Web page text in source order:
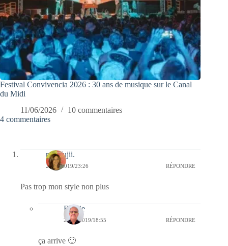
Festival Convivencia 2026 : 30 ans de musique sur le Canal
du Midi
11/06/2026
10 commentaires
4 commentaires
missfujii.
24/03/2019/23:26 RÉPONDRE
Pas trop mon style non plus
Bernie
25/03/2019/18:55 RÉPONDRE
ça arrive 🙂